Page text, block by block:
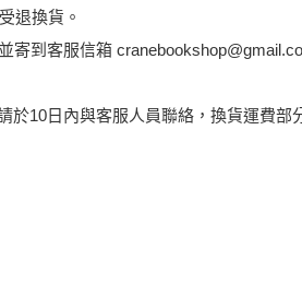
退換貨。
寄到客服信箱
於10日內與客服人員聯絡，換貨運費部